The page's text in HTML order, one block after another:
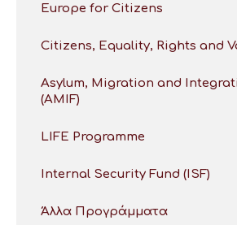
Europe for Citizens
Citizens, Equality, Rights and
Asylum, Migration and
(AMIF)
LIFE Programme
Internal Security Fund (ISF)
Άλλα Προγράμματα